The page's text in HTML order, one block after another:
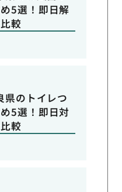
5選！即日解
較
県のトイレつ
5選！即日対
較